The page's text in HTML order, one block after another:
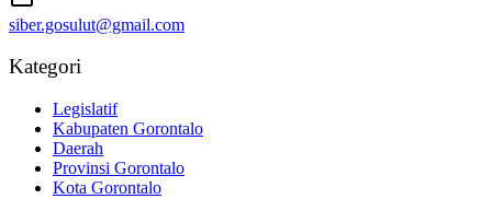
siber.gosulut@gmail.com
Kategori
Legislatif
Kabupaten Gorontalo
Daerah
Provinsi Gorontalo
Kota Gorontalo